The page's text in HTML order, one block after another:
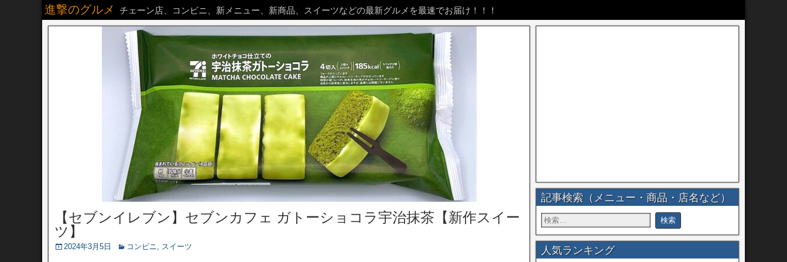
進撃のグルメ チェーン店、コンビニ、新メニュー、新商品、スイーツなどの最新グルメを最速でお届け！！！
【セブンイレブン】セブンカフェ ガトーショコラ宇治抹茶【新作スイー
ツ】
2024年3月5日 コンビニ, スイーツ
記事検索（メニュー・商品・店名など）
人気ランキング